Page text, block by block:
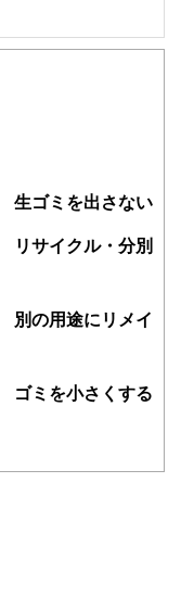
キャラバンサライ)
社勤務を経て、2011年
現在は建築家デザイン
事をしたいと考え、
格取得のための講座を
生ゴミを出さない
リサイクル・分別
別の用途にリメイ
ゴミを小さくする